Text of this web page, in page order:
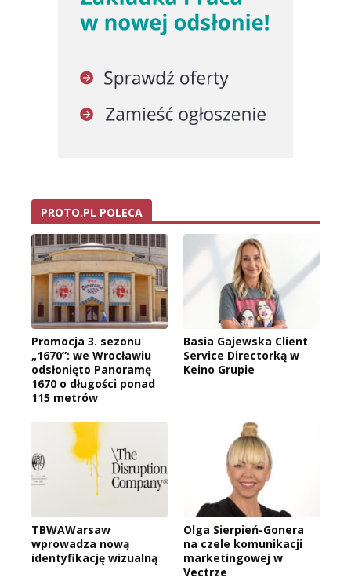
PROTO.PL POLECA
Promocja 3. sezonu
„1670”: we Wrocławiu
odsłonięto Panoramę
1670 o długości ponad
115 metrów
Basia Gajewska Client
Service Directorką w
Keino Grupie
TBWAWarsaw
wprowadza nową
identyfikację wizualną
Olga Sierpień-Gonera
na czele komunikacji
marketingowej w
Vectrze